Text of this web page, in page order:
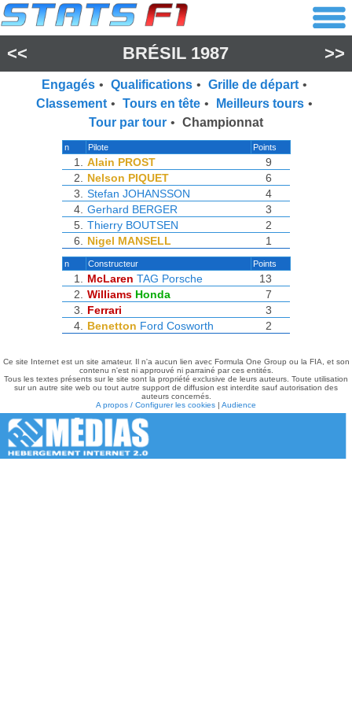
<< BRÉSIL 1987 >>
Engagés • Qualifications • Grille de départ •
Classement • Tours en tête • Meilleurs tours •
Tour par tour • Championnat
n Pilote Points
1. Alain PROST
9
2.
Nelson PIQUET
6
3.
Stefan JOHANSSON
4
4. Gerhard BERGER
3
5. Thierry BOUTSEN
2
6.
Nigel MANSELL 1
n Constructeur Points
1. McLaren TAG Porsche
13
2.
Williams Honda
7
3.
Ferrari
3
4.
Benetton Ford Cosworth 2
Ce site Internet est un site amateur. Il n'a aucun lien avec Formula One Group ou la FIA, et son
contenu n'est ni approuvé ni parrainé par ces entités.
Tous les textes présents sur le site sont la propriété exclusive de leurs auteurs. Toute utilisation
sur un autre site web ou tout autre support de diffusion est interdite sauf autorisation des
auteurs concernés.
A propos / Configurer les cookies | Audience